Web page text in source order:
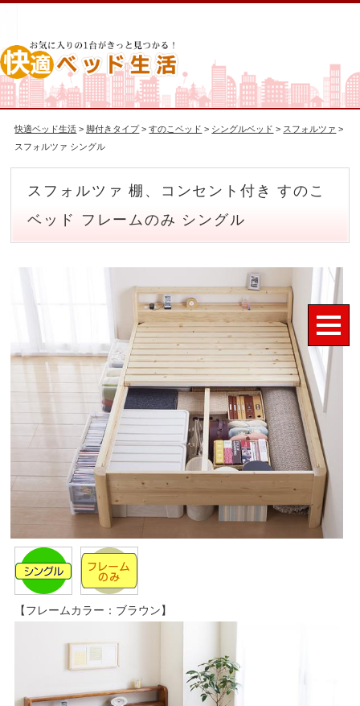
快適ベッド生活 > 脚付きタイプ >すのこベッド > シングルベッド > スフォルツァ >
スフォルツァ シングル
スフォルツァ 棚、コンセント付き すのこ
ベッド フレームのみ シングル
【フレームカラー：ブラウン】